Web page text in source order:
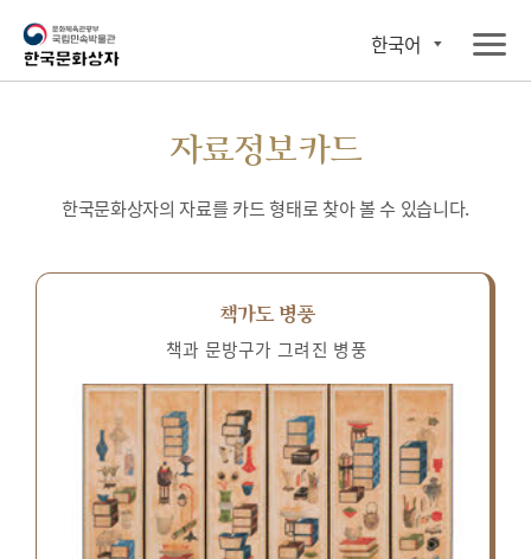
한국어
자료정보카드
한국문화상자의 자료를 카드 형태로 찾아 볼 수 있습니다.
책가도 병풍
책과 문방구가 그려진 병풍